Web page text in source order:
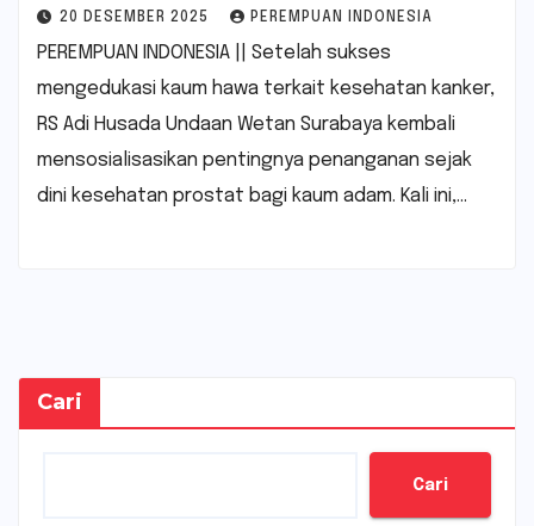
20 DESEMBER 2025 PEREMPUAN INDONESIA
PEREMPUAN INDONESIA || Setelah sukses
mengedukasi kaum hawa terkait kesehatan kanker,
RS Adi Husada Undaan Wetan Surabaya kembali
mensosialisasikan pentingnya penanganan sejak
dini kesehatan prostat bagi kaum adam. Kali ini,…
Cari
Cari